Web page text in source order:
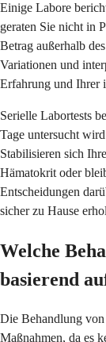
Einige Labore
geraten Sie nicht in
Betrag außerhalb
Variationen und
Erfahrung und Ihrer
Serielle Labortests
Tage untersucht
Stabilisieren sich
Hämatokrit oder
Entscheidungen
sicher zu Hause
Welche
basierend
Die Behandlung
Maßnahmen, da es